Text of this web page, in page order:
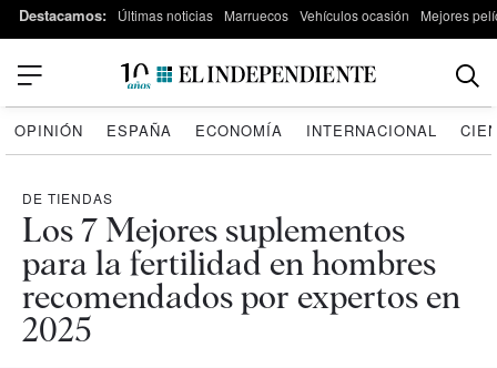
Destacamos: Últimas noticias Marruecos Vehículos ocasión Mejores
OPINIÓN ESPAÑA ECONOMÍA INTERNACIONAL
DE TIENDAS
Los 7 Mejores suplementos
para la fertilidad en hombres
recomendados por expertos en
2025